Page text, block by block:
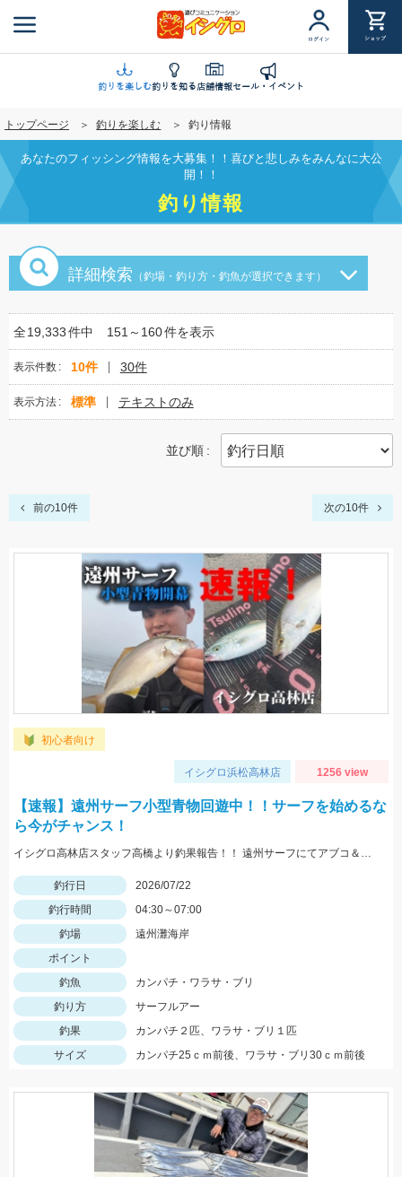
ン
に
移
動
ログイン ショップ
釣りを楽しむ釣りを知る店舗情報セール・イベント
トップページ 釣りを楽しむ 釣り情報
あなたのフィッシング情報を大募集！！喜びと悲しみをみんなに大公
開！！
釣り情報
詳細検索 （釣場・釣り方・釣魚が選択できます）
全19,333件中 151～160件を表示
表示件数 10件 30件
表示方法 標準 テキストのみ
並び順
前の10件 次の10件
初心者向け
イシグロ浜松高林店 1256 view
【速報】遠州サーフ小型青物回遊中！！サーフを始めるな
ら今がチャンス！
イシグロ高林店スタッフ高橋より釣果報告！！ 遠州サーフにてアブコ＆シオなど小型青物回遊中！！
釣行日
2026/07/22
釣行時間
04:30～07:00
釣場
遠州灘海岸
ポイント
釣魚
カンパチ・ワラサ・ブリ
釣り方
サーフルアー
釣果
カンパチ２匹、ワラサ・ブリ１匹
サイズ
カンパチ25ｃｍ前後、ワラサ・ブリ30ｃｍ前後